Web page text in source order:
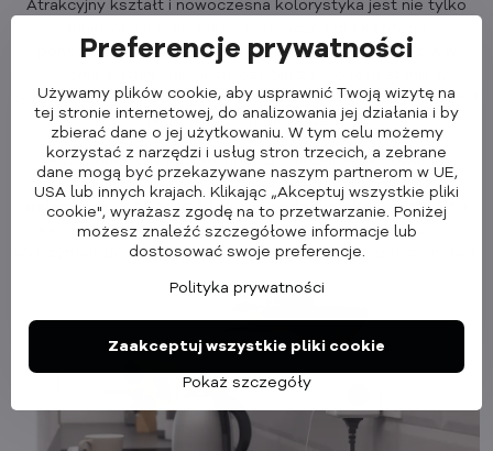
Atrakcyjny kształt i nowoczesna kolorystyka jest nie tylko
pomieszczenia. Niezależnie od tego, czy umieścisz ją w
centrum uwagi. W końcu nagrodaRed Dot Design Awardjest
tego wyraźnym dowodem.
Wszystkie typy PowerCube są dokładnie testowane i
certyfikowane zgodnie z surowymi kryteriami. Produkty są
uziemione i posiadająblokadę rodzicielską. Konstrukcja
każdego PowerCube wykonana jest z wysokiej jakości i
wytrzymałego tworzywa ABS dla większego bezpieczeństwa.
Preferencje prywatności
Używamy plików cookie, aby usprawnić Twoją wizytę na
tej stronie internetowej, do analizowania jej działania i by
zbierać dane o jej użytkowaniu. W tym celu możemy
korzystać z narzędzi i usług stron trzecich, a zebrane
dane mogą być przekazywane naszym partnerom w UE,
USA lub innych krajach. Klikając „Akceptuj wszystkie pliki
cookie", wyrażasz zgodę na to przetwarzanie. Poniżej
możesz znaleźć szczegółowe informacje lub
dostosować swoje preferencje.
Polityka prywatności
Pokaż szczegóły
Zaakceptuj wszystkie pliki cookie